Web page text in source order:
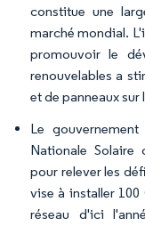
constitue une
marché mondial.
promouvoir le
renouvelables a
et de panneaux sur
Le
Nationale Solaire
pour relever les
vise à installer
réseau d'ici